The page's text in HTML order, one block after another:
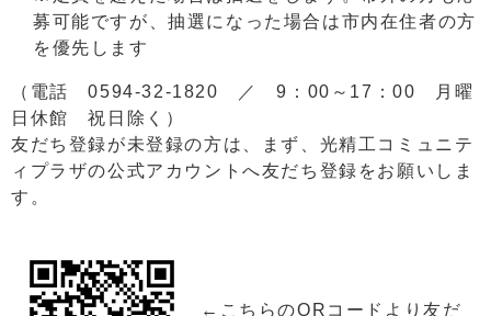
募可能ですが、抽選になった場合は市内在住者の方
を優先します
（電話 0594-32-1820 ／ 9：00～17：00 月曜
日休館 祝日除く）
友だち登録が未登録の方は、まず、光精工コミュニテ
ィプラザの公式アカウントへ友だち登録をお願いしま
す。
←こちらのQRコードより友だ